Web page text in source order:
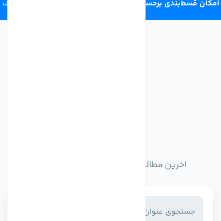
امکان قسط‌بندی برحسب اعتبار ترب‌پی 4 قسط ماهانه. بدون سود،
اخرین مطالب وبلاگ را از اینجا مطالعه کنید